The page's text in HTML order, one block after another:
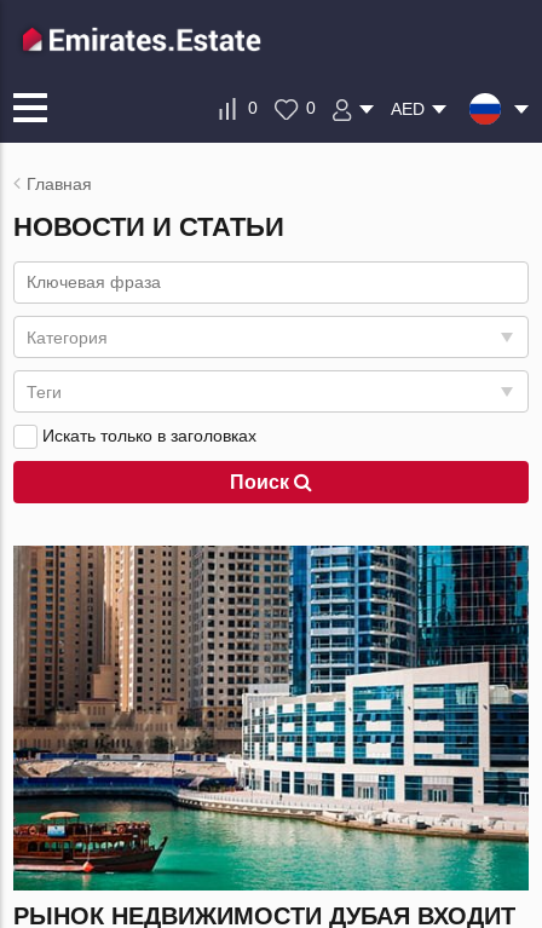
0 0 AED
Главная
НОВОСТИ И СТАТЬИ
Категория
Теги
Поиск
Искать только в заголовках
РЫНОК НЕДВИЖИМОСТИ ДУБАЯ ВХОДИТ